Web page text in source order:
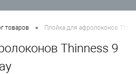
товаров • Плойка для афролоконов
Thinness 9